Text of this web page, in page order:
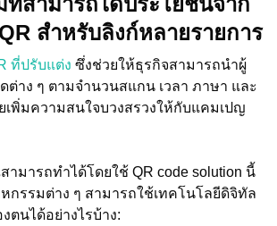
สำหรับลิงก์หลายรายการ
ที่ปรับแต่ง ซึ่งช่วยให้ธุรกิจสามารถนำผู้
ต่าง ๆ ตามจำนวนสแกน เวลา ภาษา และ
เพิ่มความสนใจบวงสรวงให้กับแคมเปญ
มารถทำได้โดยใช้ QR code solution นี้
กรรมต่าง ๆ สามารถใช้เทคโนโลยีดิจิทัล
ตนได้อย่างไรบ้าง: